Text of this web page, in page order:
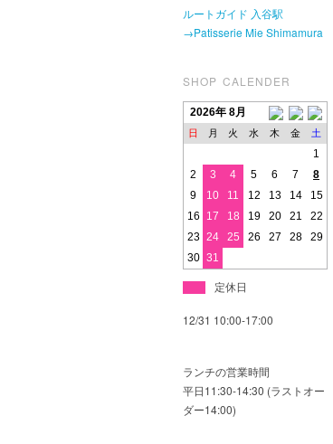
ルートガイド 入谷駅
→Patisserie Mie Shimamura
SHOP CALENDER
2026年 8月
日 月 火 水 木 金 土
1
2
3 4 5 6 7
8
9
10 11 12 13 14
15
16
17 18 19 20 21
22
23 24 25 26 27 28
29
30 31
定休日
12/31 10:00-17:00
ランチの営業時間
平日11:30-14:30 (ラストオー
ダー14:00)